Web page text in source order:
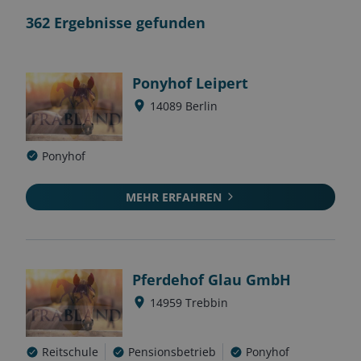
362 Ergebnisse gefunden
Ponyhof Leipert
14089 Berlin
Ponyhof
MEHR ERFAHREN
Pferdehof Glau GmbH
14959 Trebbin
Reitschule Pensionsbetrieb Ponyhof